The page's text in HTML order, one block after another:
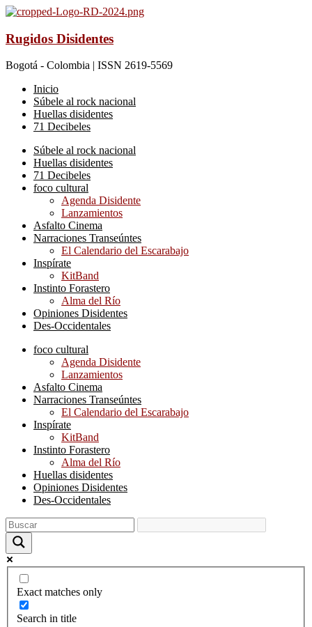
Rugidos Disidentes
Bogotá - Colombia | ISSN 2619-5569
Inicio
Súbele al rock nacional
Huellas disidentes
71 Decibeles
Súbele al rock nacional
Huellas disidentes
71 Decibeles
foco cultural
Agenda Disidente
Lanzamientos
Asfalto Cinema
Narraciones Transeúntes
El Calendario del Escarabajo
Inspírate
KitBand
Instinto Forastero
Alma del Río
Opiniones Disidentes
Des-Occidentales
foco cultural
Agenda Disidente
Lanzamientos
Asfalto Cinema
Narraciones Transeúntes
El Calendario del Escarabajo
Inspírate
KitBand
Instinto Forastero
Alma del Río
Huellas disidentes
Opiniones Disidentes
Des-Occidentales
Exact matches only
Search in title